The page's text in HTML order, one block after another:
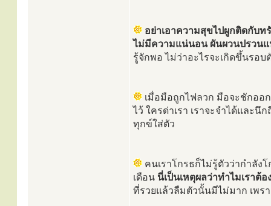
อย่าเอาความสุขไปผูกติดกับท
ไม่มีความแน่นอน ผันผวนปรวนแ
รู้จักพอ ไม่ว่าอะไรจะเกิดขึ้นรอ
เมื่อมือถูกไฟลวก มือจะชักอ
ไว้ ใครด่าเรา เราจะจำได้และ
ทุกข์ใส่ตัว
คนเราโกรธก็ไม่รู้ตัวว่ากำลัง
เดือน นี่เป็นเหตุผลว่าทำไมเราต้
ที่รวยแล้วลืมตัวนั้นมีไม่มาก เพร